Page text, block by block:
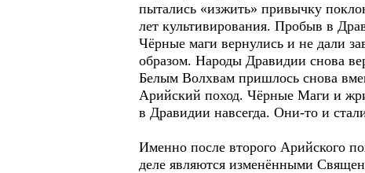
пытались «изжить» привычку
лет культивирования. Пробыв в
Чёрные маги вернулись и не дали
образом. Народы Дравидии снова
Белым Волхвам пришлось снова
Арийский поход. Чёрные Маги и
в Дравидии навсегда. Они-то и
Именно после второго Арийского
деле являются изменёнными